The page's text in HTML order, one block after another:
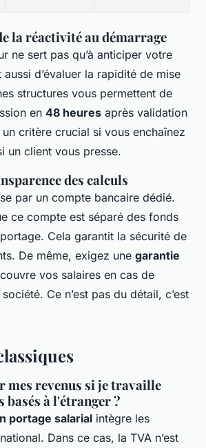
la réactivité au démarrage
ne sert pas qu’à anticiper votre
d’évaluer la rapidité de mise
structures vous permettent de
en 48 heures après validation
un critère crucial si vous enchaînez
un client vous presse.
des calculs
par un compte bancaire dédié.
ce compte est séparé des fonds
Cela garantit la sécurité de
De même, exigez une garantie
vos salaires en cas de
Ce n’est pas du détail, c’est
mes revenus si je travaille
basés à l'étranger ?
portage salarial intègre les
Dans ce cas, la TVA n’est